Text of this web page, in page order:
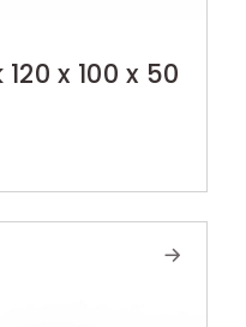
x 100 x 50